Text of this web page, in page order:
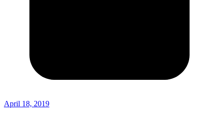
April 18, 2019